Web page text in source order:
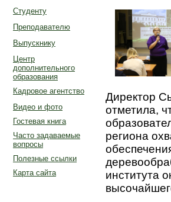
Студенту
Преподавателю
Выпускнику
Центр
дополнительного
образования
Кадровое агентство
Видео и фото
Гостевая книга
Часто задаваемые
вопросы
Полезные ссылки
Карта сайта
Директор
отметила,
региона
института